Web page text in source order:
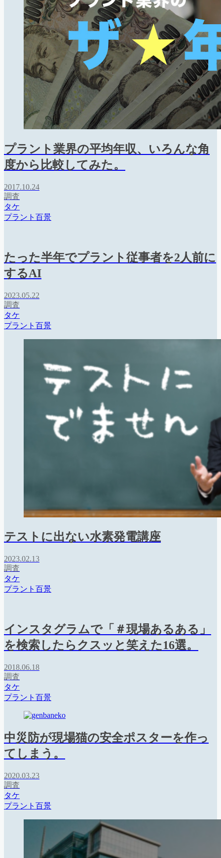
プラント業界の平均年収、いろんな角
度から比較してみた。
2017.10.24
調査
タケ
プラント百景
たった半年でプラント従事者を2人前に
するAI
2023.05.22
調査
タケ
プラント百景
テストに出ない水素発電講座
2023.02.13
調査
タケ
プラント百景
インスタグラムで「＃現場あるある」
を検索したらクスッと笑えた16選。
2018.06.18
調査
タケ
プラント百景
中災防が現場猫の安全ポスターを作っ
てしまう。
2020.03.23
調査
タケ
プラント百景